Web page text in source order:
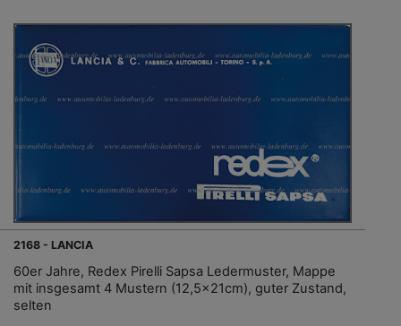
2168 - LANCIA
60er Jahre, Redex Pirelli Sapsa Ledermuster, Mappe
mit insgesamt 4 Mustern (12,5x21cm), guter Zustand,
selten